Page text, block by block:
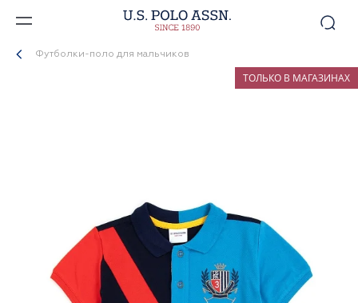
Футболки-поло для мальчиков
ТОЛЬКО В МАГАЗИНАХ